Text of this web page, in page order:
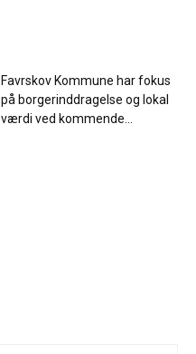
Favrskov Kommune har fokus
på borgerinddragelse og lokal
værdi ved kommende...